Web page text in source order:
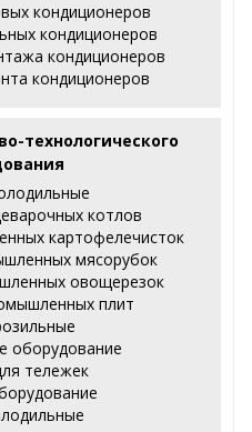
кондиционеров
кондиционеров
кондиционеров
кондиционеров
технологического
котлов
картофелечисток
мясорубок
овощерезок
плит
оборудование
тележек